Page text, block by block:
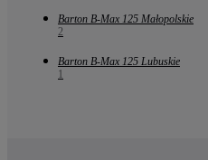
Barton B-Max 125 Małopolskie
2
Barton B-Max 125 Lubuskie
1